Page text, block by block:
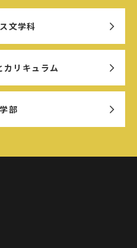
文学科
カリキュラム
部